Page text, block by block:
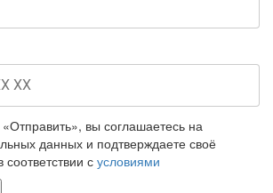
вы соглашаетесь на
данных и подтверждаете своё
с условиями